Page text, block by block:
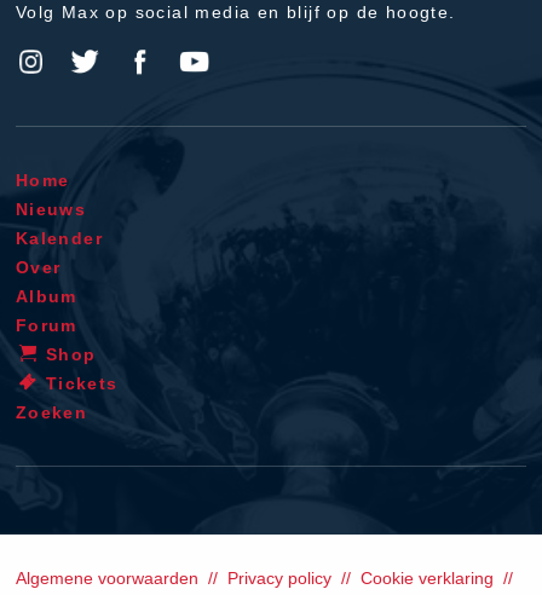
Volg Max op social media en blijf op de hoogte.
Home
Nieuws
Kalender
Over
Album
Forum
Shop
Tickets
Zoeken
Algemene voorwaarden Privacy policy Cookie verklaring